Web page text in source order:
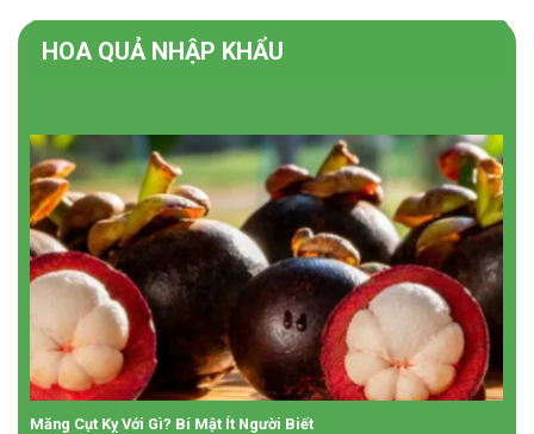
HOA QUẢ NHẬP KHẨU
Măng Cụt Kỵ Với Gì? Bí Mật Ít Người Biết